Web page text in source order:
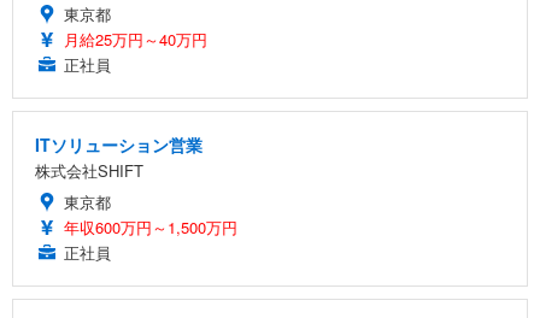
東京都
月給25万円～40万円
正社員
ITソリューション営業
株式会社SHIFT
東京都
年収600万円～1,500万円
正社員